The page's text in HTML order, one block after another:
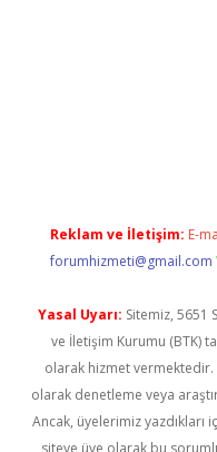
Reklam ve İletişim: E-
forumhizmeti@gmail.com
Yasal Uyarı: Sitemiz, 5651
ve İletişim Kurumu (BTK)
olarak hizmet
olarak denetleme veya
Ancak, üyelerimiz
siteye üye olarak bu